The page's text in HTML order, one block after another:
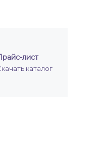
лист
каталог